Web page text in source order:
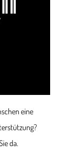
eine
da.